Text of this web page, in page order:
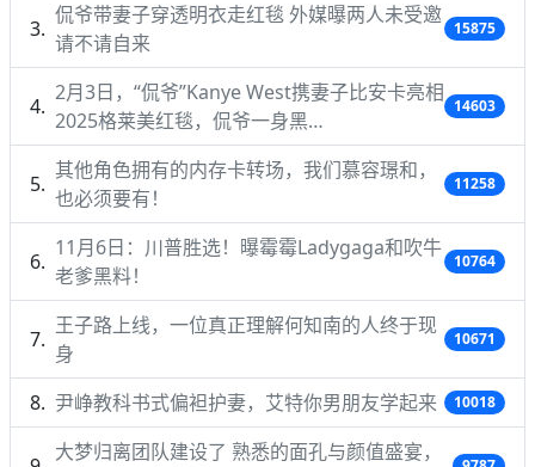
侃爷带妻子穿透明衣走红毯 外媒曝两人未受邀
请不请自来
15875
2月3日，“侃爷”Kanye West携妻子比安卡亮相
2025格莱美红毯，侃爷一身黑…
14603
其他角色拥有的内存卡转场，我们慕容璟和，
也必须要有！
11258
11月6日：川普胜选！曝霉霉Ladygaga和吹牛
老爹黑料！
10764
王子路上线，一位真正理解何知南的人终于现
身
10671
尹峥教科书式偏袒护妻，艾特你男朋友学起来 10018
大梦归离团队建设了 熟悉的面孔与颜值盛宴，